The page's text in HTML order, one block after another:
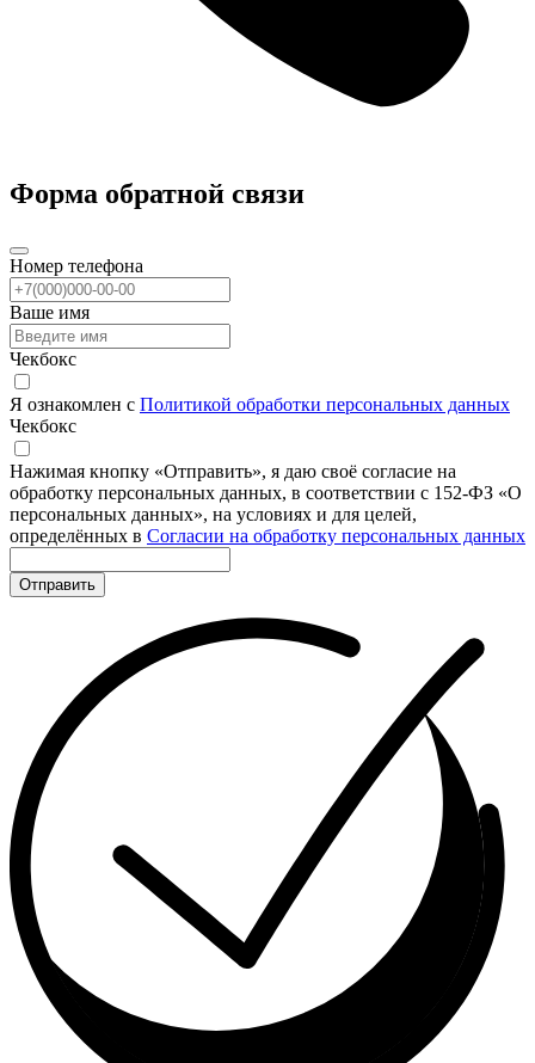
Форма обратной связи
Номер телефона
Ваше имя
Чекбокс
Я ознакомлен с Политикой обработки персональных данных
Чекбокс
Нажимая кнопку «Отправить», я даю своё согласие на
обработку персональных данных, в соответствии с 152-ФЗ «О
персональных данных», на условиях и для целей,
определённых в Согласии на обработку персональных данных
Отправить